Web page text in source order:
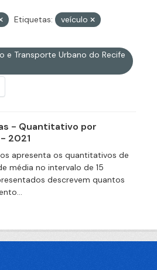
Etiquetas:
veículo
e Transporte Urbano do Recife
- Quantitativo por
2021
apresenta os quantitativos de
média no intervalo de 15
descrevem quantos